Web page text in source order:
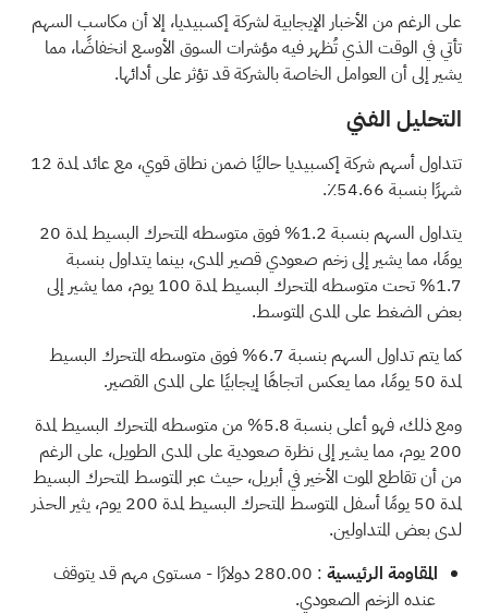
على الرغم من الأخبار الإيجابية لشركة إكسبيديا، إلا أن مكاسب السهم
تأتي في الوقت الذي تُظهر فيه مؤشرات السوق الأوسع انخفاضًا، مما
يشير إلى أن العوامل الخاصة بالشركة قد تؤثر على أدائها.
التحليل الفني
تتداول أسهم شركة إكسبيديا حاليًا ضمن نطاق قوي، مع عائد لمدة 12
شهرًا بنسبة 54.66٪.
يتداول السهم بنسبة 1.2% فوق متوسطه المتحرك البسيط لمدة 20
يومًا، مما يشير إلى زخم صعودي قصير المدى، بينما يتداول بنسبة
1.7% تحت متوسطه المتحرك البسيط لمدة 100 يوم، مما يشير إلى
بعض الضغط على المدى المتوسط.
كما يتم تداول السهم بنسبة 6.7% فوق متوسطه المتحرك البسيط
لمدة 50 يومًا، مما يعكس اتجاهًا إيجابيًا على المدى القصير.
ومع ذلك، فهو أعلى بنسبة 5.8% من متوسطه المتحرك البسيط لمدة
200 يوم، مما يشير إلى نظرة صعودية على المدى الطويل، على الرغم
من أن تقاطع الموت الأخير في أبريل، حيث عبر المتوسط المتحرك البسيط
لمدة 50 يومًا أسفل المتوسط المتحرك البسيط لمدة 200 يوم، يثير الحذر
لدى بعض المتداولين.
المقاومة الرئيسية
: 280.00 دولارًا - مستوى مهم قد يتوقف
عنده الزخم الصعودي.